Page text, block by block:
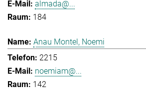
almada@...
184
Anau Montel, Noemi
2215
noemiam@...
142